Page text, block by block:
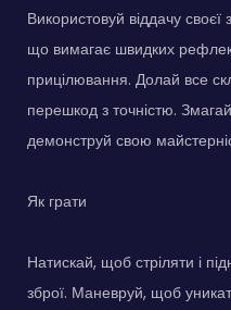
Використовуй віддачу
що вимагає швидких
прицілювання. Долай все
перешкод з точністю.
демонструй свою
Як грати
Натискай, щоб стріляти і
зброї. Маневруй, щоб